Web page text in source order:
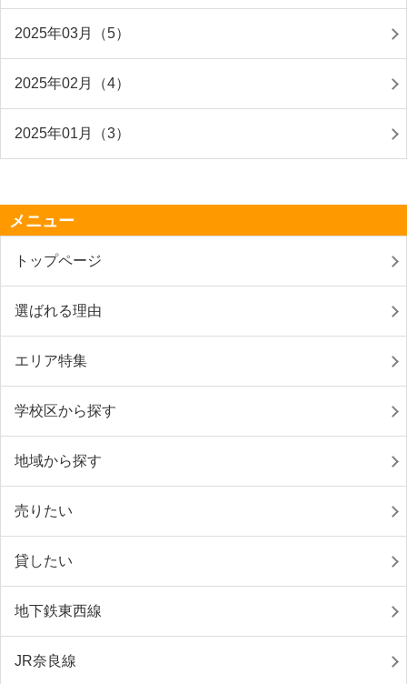
2025年03月（5）
2025年02月（4）
2025年01月（3）
メニュー
トップページ
選ばれる理由
エリア特集
学校区から探す
地域から探す
売りたい
貸したい
地下鉄東西線
JR奈良線